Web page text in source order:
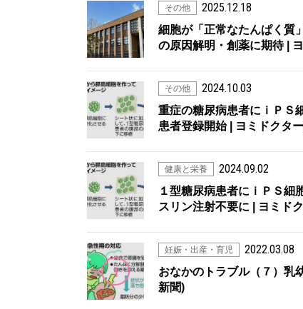
その他 2025.12.18
細胞が「正常なたんぱく質
の原因解明・創薬に期待 |
その他 2024.10.03
重症の糖尿病患者にｉＰＳ
患者登録開始 | ヨミドクタ
健康と栄養 2024.09.02
１型糖尿病患者にｉＰＳ
スリン注射不要に | ヨミド
1
妊娠・出産・育児 2022.03.08
おなかのトラブル（７）乳
新聞)